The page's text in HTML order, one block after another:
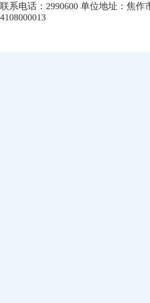
联系电话：2990600 单位地址：焦作
4108000013